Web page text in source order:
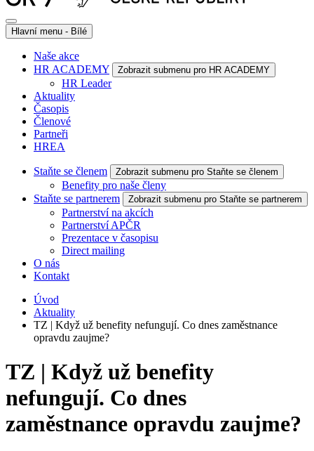
Hlavní menu - Bílé
Naše akce
HR ACADEMY
Zobrazit submenu pro HR ACADEMY
HR Leader
Aktuality
Časopis
Členové
Partneři
HREA
Staňte se členem Zobrazit submenu pro Staňte se členem
Benefity pro naše členy
Staňte se partnerem
Zobrazit submenu pro Staňte se partnerem
Partnerství na akcích
Partnerství APČR
Prezentace v časopisu
Direct mailing
O nás
Kontakt
Úvod
Aktuality
TZ | Když už benefity nefungují. Co dnes zaměstnance
opravdu zaujme?
TZ | Když už benefity
nefungují. Co dnes
zaměstnance opravdu zaujme?